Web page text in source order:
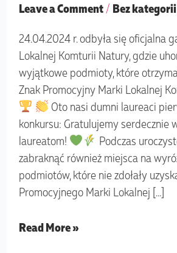
Leave a Comment / Bez kategorii
24.04.2024 r. odbyła się oficjalna
Lokalnej Komturii Natury, gdzie
wyjątkowe podmioty, które
Znak Promocyjny Marki Lokalnej
Oto nasi dumni laureaci
konkursu: Gratulujemy serdecznie
laureatom!
Podczas
zabraknąć również miejsca na
podmiotów, które nie zdołały
Promocyjnego Marki Lokalnej […]
Read More »